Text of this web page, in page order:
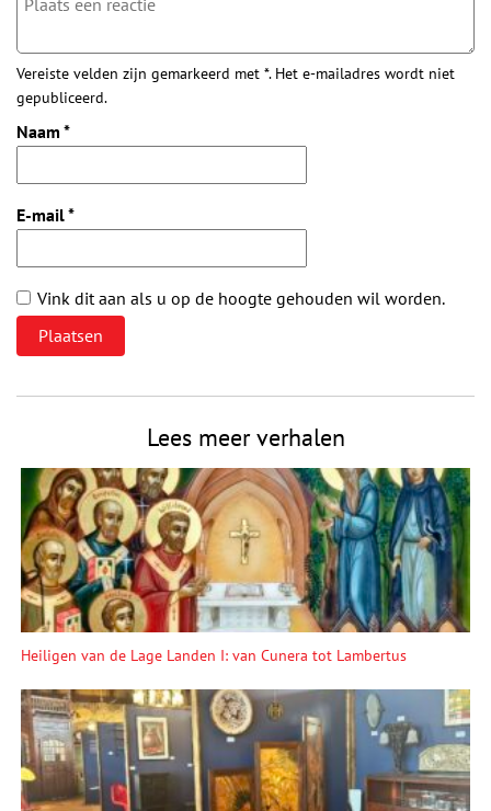
Vereiste velden zijn gemarkeerd met *. Het e-mailadres wordt niet
gepubliceerd.
Naam *
E-mail*
Vink dit aan als u op de hoogte gehouden wil worden.
Lees meer verhalen
Heiligen van de Lage Landen I: van Cunera tot Lambertus